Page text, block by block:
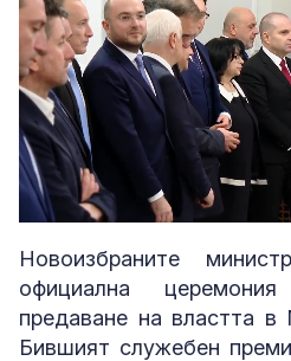
Unmute Loaded:
31.67%
Новоизбраните
официална
предаване на властта в
Бившият служебен